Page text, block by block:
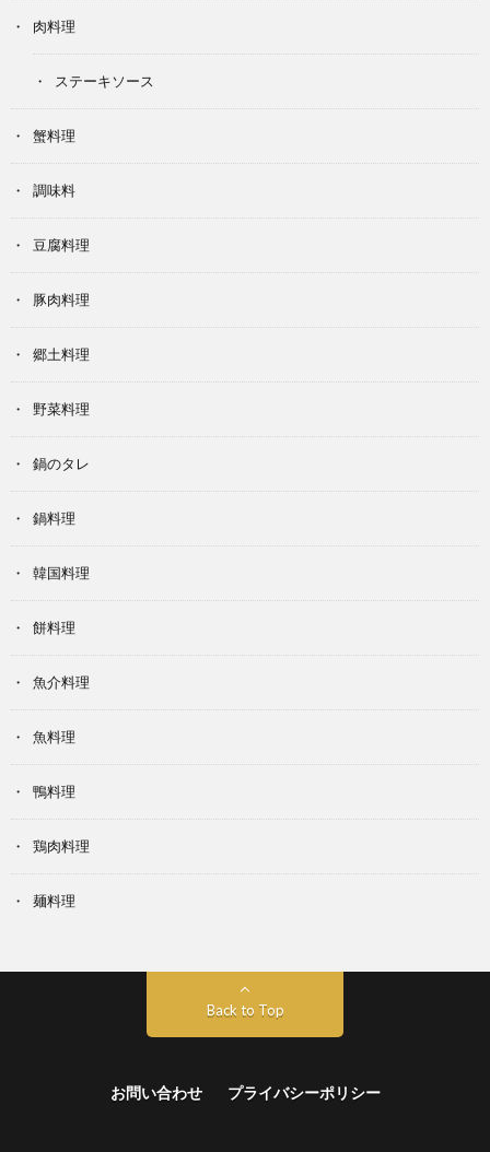
肉料理
ステーキソース
蟹料理
調味料
豆腐料理
豚肉料理
郷土料理
野菜料理
鍋のタレ
鍋料理
韓国料理
餅料理
魚介料理
魚料理
鴨料理
鶏肉料理
麺料理
Back to Top
お問い合わせ プライバシーポリシー